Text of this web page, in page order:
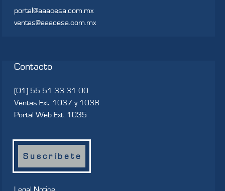
portal@aaacesa.com.mx
ventas@aaacesa.com.mx
Contacto
(01) 55 51 33 31 00
Ventas Ext. 1037 y 1038
Portal Web Ext. 1035
S u s c r í b e t e
Legal Notice